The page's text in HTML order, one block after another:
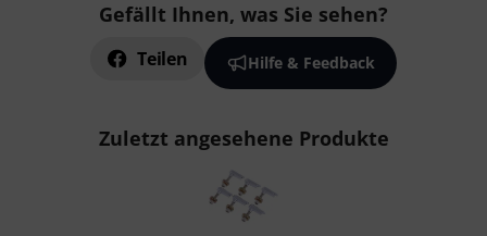
Gefällt Ihnen, was Sie sehen?
Teilen Hilfe & Feedback
Zuletzt angesehene Produkte